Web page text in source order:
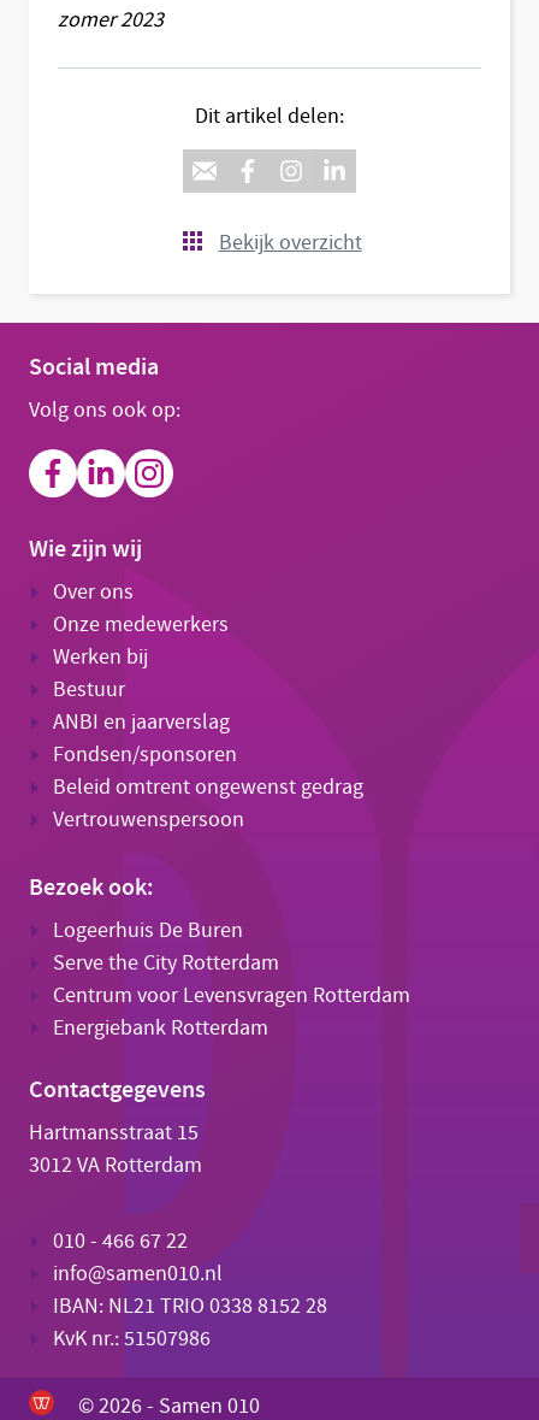
zomer 2023
Dit artikel delen:
Bekijk overzicht
Social media
Volg ons ook op:
Wie zijn wij
Over ons
Onze medewerkers
Werken bij
Bestuur
ANBI en jaarverslag
Fondsen/sponsoren
Beleid omtrent ongewenst gedrag
Vertrouwenspersoon
Bezoek ook:
Logeerhuis De Buren
Serve the City Rotterdam
Centrum voor Levensvragen Rotterdam
Energiebank Rotterdam
Contactgegevens
Hartmansstraat 15
3012 VA Rotterdam
010 - 466 67 22
info@samen010.nl
IBAN: NL21 TRIO 0338 8152 28
KvK nr.: 51507986
© 2026 - Samen 010